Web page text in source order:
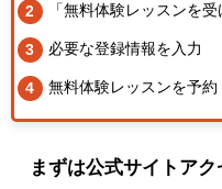
「無料体験レッスンを
必要な登録情報を入力
無料体験レッスンを予約
まずは公式サイトアク